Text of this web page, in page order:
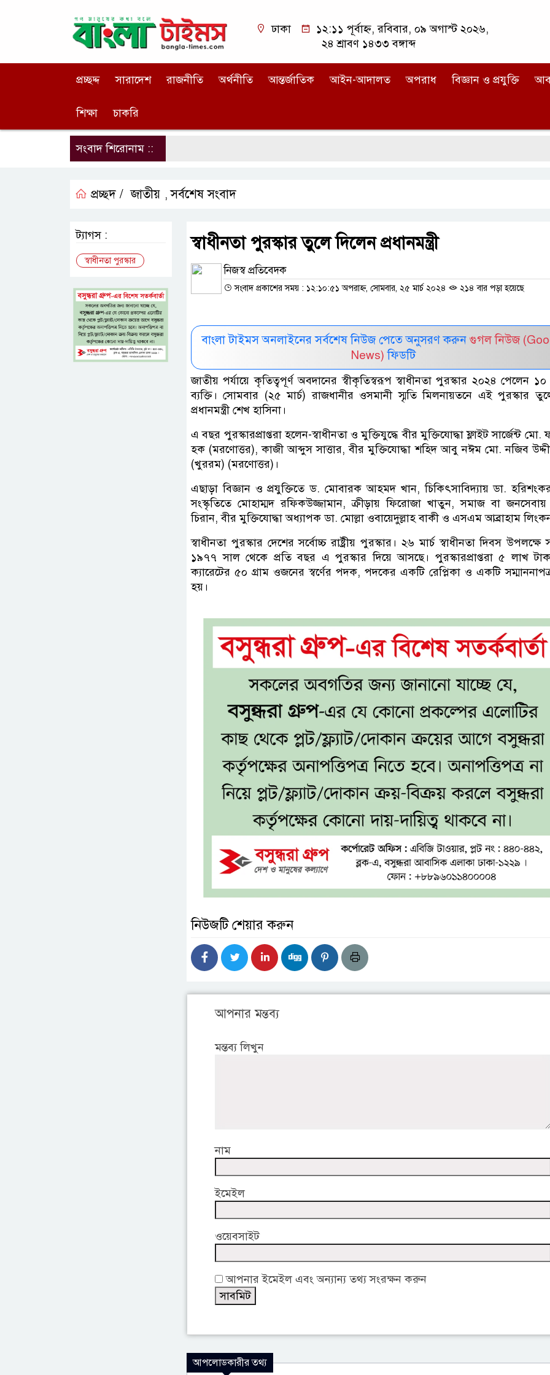
ঢাকা
১২:১১ পূর্বাহ্ন, রবিবার, ০৯ অগাস্ট ২০২৬,
২৪ শ্রাবণ ১৪৩৩ বঙ্গাব্দ
প্রচ্ছদ্দ সারাদেশ রাজনীতি অর্থনীতি আন্তর্জাতিক আইন-আদালত অপরাধ বিজ্ঞান ও প্রযুক্তি
শিক্ষা চাকরি
সংবাদ শিরোনাম ::
প্রচ্ছদ / জাতীয় ,সর্বশেষ সংবাদ
স্বাধীনতা পুরস্কার তুলে দিলেন প্রধানমন্ত্রী
নিজস্ব প্রতিবেদক
সংবাদ প্রকাশের সময় : ১২:১০:৫১ অপরাহ্ন, সোমবার, ২৫ মার্চ ২০২৪ ২১৪ বার পড়া হয়েছে
বাংলা টাইমস অনলাইনের সর্বশেষ নিউজ পেতে অনুসরণ করুন গুগল নিউজ
News) ফিডটি
জাতীয় পর্যায়ে কৃতিত্বপূর্ণ অবদানের স্বীকৃতিস্বরূপ স্বাধীনতা পুরস্কার ২০২৪ পেলেন ১০
ব্যক্তি। সোমবার (২৫ মার্চ) রাজধানীর ওসমানী স্মৃতি মিলনায়তনে এই পুরস্কার
প্রধানমন্ত্রী শেখ হাসিনা।
এ বছর পুরস্কারপ্রাপ্তরা হলেন-স্বাধীনতা ও মুক্তিযুদ্ধে বীর মুক্তিযোদ্ধা ফ্লাইট সার্জেন্ট
হক (মরণোত্তর), কাজী আব্দুস সাত্তার, বীর মুক্তিযোদ্ধা শহিদ আবু নঈম মো. নজিব
(খুররম) (মরণোত্তর)।
এছাড়া বিজ্ঞান ও প্রযুক্তিতে ড. মোবারক আহমদ খান, চিকিৎসাবিদ্যায় ডা.
সংস্কৃতিতে মোহাম্মদ রফিকউজ্জামান, ক্রীড়ায় ফিরোজা খাতুন, সমাজ বা
চিরান, বীর মুক্তিযোদ্ধা অধ্যাপক ডা. মোল্লা ওবায়েদুল্লাহ বাকী ও এসএম আব্রাহাম
স্বাধীনতা পুরস্কার দেশের সর্বোচ্চ রাষ্ট্রীয় পুরস্কার। ২৬ মার্চ স্বাধীনতা দিবস উপলক্ষে
১৯৭৭ সাল থেকে প্রতি বছর এ পুরস্কার দিয়ে আসছে। পুরস্কারপ্রাপ্তরা ৫ লাখ
ক্যারেটের ৫০ গ্রাম ওজনের স্বর্ণের পদক, পদকের একটি রেপ্লিকা ও একটি
হয়।
নিউজটি শেয়ার করুন
আপনার মন্তব্য
মন্তব্য লিখুন
নাম
ইমেইল
ওয়েবসাইট
আপনার ইমেইল এবং অন্যান্য তথ্য সংরক্ষন করুন
আপলোডকারীর তথ্য
ট্যাগস :
স্বাধীনতা পুরস্কার